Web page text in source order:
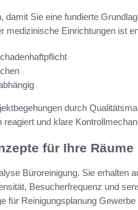
Sie eine fundierte
medizinische Einrichtungen ist
durch
und klare
für Ihre Räume
Büroreinigung. Sie erhalten
Besucherfrequenz und
für Reinigungsplanung